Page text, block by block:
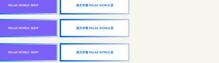
楽天市場 RELAX WORLD店
RELAX WORLD SHOP
楽天市場 RELAX WORLD店
RELAX WORLD SHOP
楽天市場 RELAX WORLD店
RELAX WORLD SHOP